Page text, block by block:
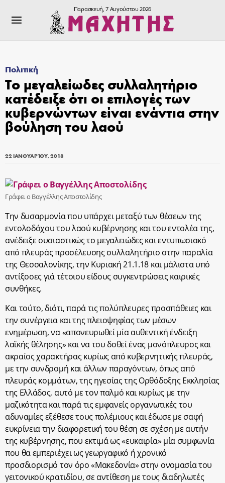
Παρασκευή, 7 Αυγούστου 2026
Πολιτική
Το μεγαλείωδες συλλαλητήριο
κατέδειξε ότι οι επιλογές των
κυβερνώντων είναι ενάντια στην
βούληση του λαού
22 ΙΑΝΟΥΑΡΊΟΥ, 2018
Γράφει ο Βαγγέλλης Αποστολίδης
Την δυσαρμονία που υπάρχει μεταξύ των θέσεων της
εντολοδόχου του λαού κυβέρνησης και του εντολέα της,
ανέδειξε ουσιαστικώς το μεγαλειώδες και εντυπωσιακό
από πλευράς προσέλευσης συλλαλητήριο στην παραλία
της Θεσσαλονίκης, την Κυριακή 21.1.18 και μάλιστα υπό
αντίξοοες γιά τέτοιου είδους συγκεντρώσεις καιρικές
συνθήκες.
Και τούτο, διότι, παρά τις πολύπλευρες προσπάθειες και
την συνέργεια και της πλειοψηφίας των μέσων
ενημέρωση, να «απονευρωθεί μία αυθεντική ένδειξη
λαϊκής θέλησης» και να του δοθεί ένας μονόπλευρος και
ακραίος χαρακτήρας κυρίως από κυβερνητικής πλευράς,
με την συνδρομή και άλλων παραγόντων, όπως από
πλευράς κομμάτων, της ηγεσίας της Ορθόδοξης Εκκλησίας
της Ελλάδος, αυτό με τον παλμό και κυρίως με την
μαζικότητα και παρά τις εμφανείς οργανωτικές του
αδυναμίες εξέθεσε τους πολέμιους και έδωσε με σαφή
ευκρίνεια την διαφορετική του θέση σε σχέση με αυτήν
της κυβέρνησης, που εκτιμά ως «ευκαιρία» μία συμφωνία
που θα εμπεριέχει ως γεωργαφικό ή χρονικό
προσδιορισμό τον όρο «Μακεδονία» στην ονομασία του
γειτονικού κρατιδίου, σε αντίθεση με τους διαδηλωτές